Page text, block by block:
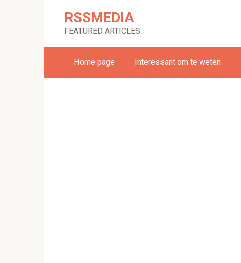
RSSMEDIA
FEATURED ARTICLES
Home page Interessant om te weten